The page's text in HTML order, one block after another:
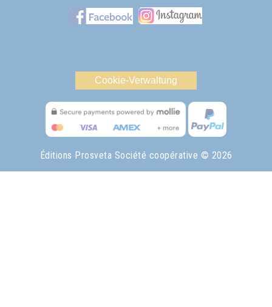
Cookie-Verwaltung
Éditions Prosveta Société coopérative © 2026